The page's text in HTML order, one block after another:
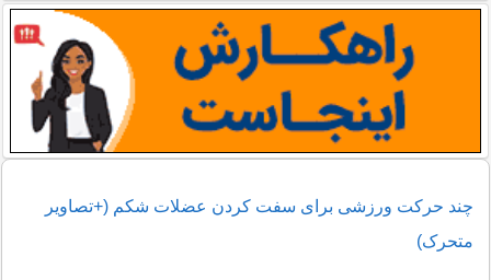
چند حرکت ورزشی برای سفت کردن عضلات شکم (+تصاویر
متحرک)